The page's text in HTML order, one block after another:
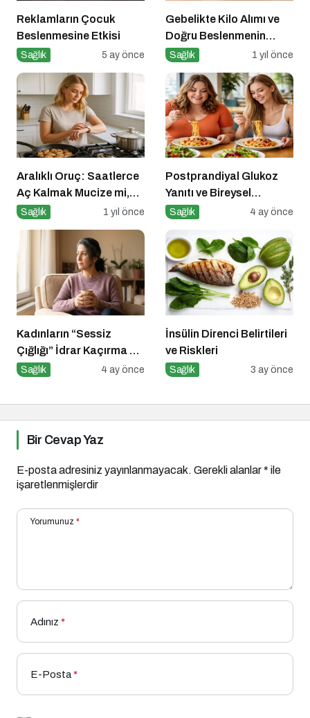
Reklamların Çocuk
Beslenmesine Etkisi
Sağlık 5 ay önce
Gebelikte Kilo Alımı ve
Doğru Beslenmenin
Önemi
Sağlık 1 yıl önce
Aralıklı Oruç: Saatlerce
Aç Kalmak Mucize mi,
Geçici Bir Trend Mi?
Sağlık 1 yıl önce
Postprandiyal Glukoz
Yanıtı ve Bireysel
Farklılıklar
Sağlık 4 ay önce
Kadınların “Sessiz
Çığlığı” İdrar Kaçırma Bir
Kader Değil!
Sağlık 4 ay önce
İnsülin Direnci Belirtileri
ve Riskleri
Sağlık 3 ay önce
Bir Cevap Yaz
E-posta adresiniz yayınlanmayacak. Gerekli alanlar* ile
işaretlenmişlerdir
Yorumunuz *
Adınız *
E-Posta*